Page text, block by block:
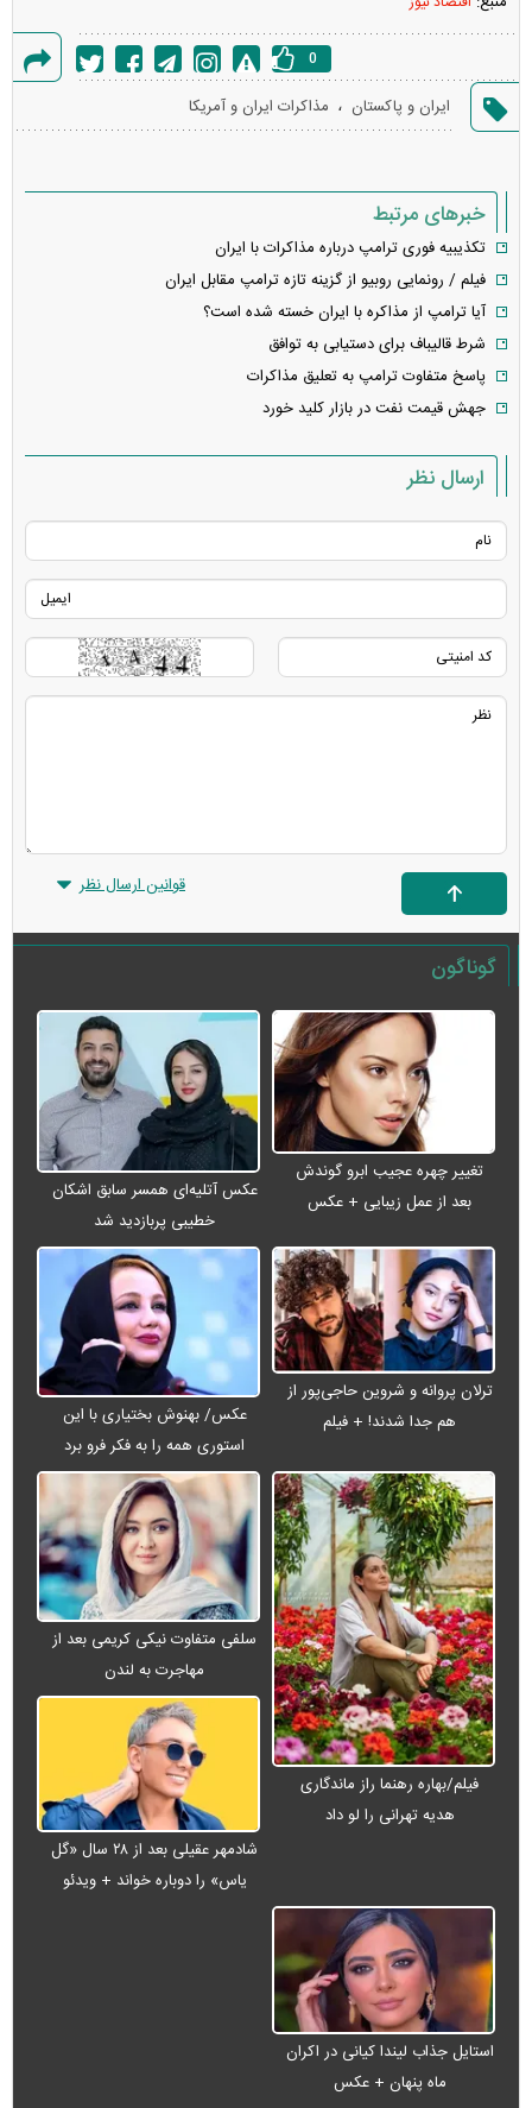
گزارش
خطا
0
ایران و پاکستان ، مذاکرات ایران و آمریکا
خبرهای مرتبط
تکذیبیه فوری ترامپ درباره مذاکرات با ایران
فیلم / رونمایی روبیو از گزینه تازه ترامپ مقابل ایران
آیا ترامپ از مذاکره با ایران خسته شده است؟
شرط قالیباف برای دستیابی به توافق
پاسخ متفاوت ترامپ به تعلیق مذاکرات
جهش قیمت نفت در بازار کلید خورد
ارسال نظر
قوانین ارسال نظر
گوناگون
تغییر چهره عجیب ابرو گوندش
بعد از عمل زیبایی + عکس
عکس آتلیه‌ای همسر سابق اشکان
خطیبی پربازدید شد
ترلان پروانه و شروین حاجی‌پور از
هم جدا شدند! + فیلم
عکس/ بهنوش بختیاری با این
استوری همه را به فکر فرو برد
فیلم/بهاره رهنما راز ماندگاری
هدیه تهرانی را لو داد
سلفی متفاوت نیکی کریمی بعد از
مهاجرت به لندن
شادمهر عقیلی بعد از ۲۸ سال «گل
یاس» را دوباره خواند + ویدئو
استایل جذاب لیندا کیانی در اکران
ماه پنهان + عکس